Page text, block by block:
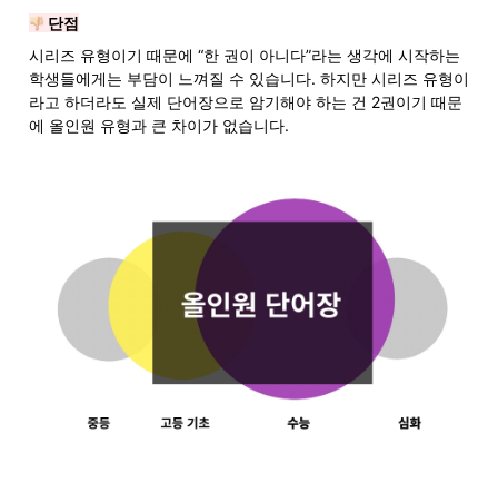
단점
시리즈 유형이기 때문에 “한 권이 아니다”라는 생각에 시작하는
학생들에게는 부담이 느껴질 수 있습니다. 하지만 시리즈 유형이
라고 하더라도 실제 단어장으로 암기해야 하는 건 2권이기 때문
에 올인원 유형과 큰 차이가 없습니다.